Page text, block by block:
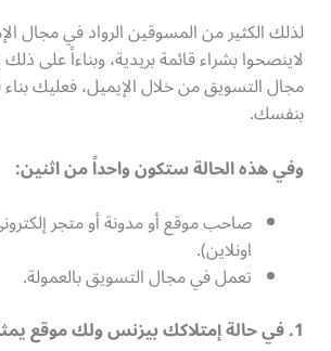
لذلك الكثير من المسوقين الرواد في مجال
لاينصحوا بشراء قائمة بريدية، وبناءاً على
مجال التسويق من خلال الإيميل، فعليك بناء
بنفسك.
وفي هذه الحالة ستكون واحداً من اثنين:
صاحب موقع أو مدونة أو متجر
اونلاين).
تعمل في مجال التسويق بالعمولة.
1. في حالة إمتلاكك بيزنس ولك موقع يمثله